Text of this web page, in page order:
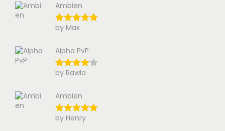
Ambien
by Max
Alpha PvP
by Rawla
Ambien
by Henry